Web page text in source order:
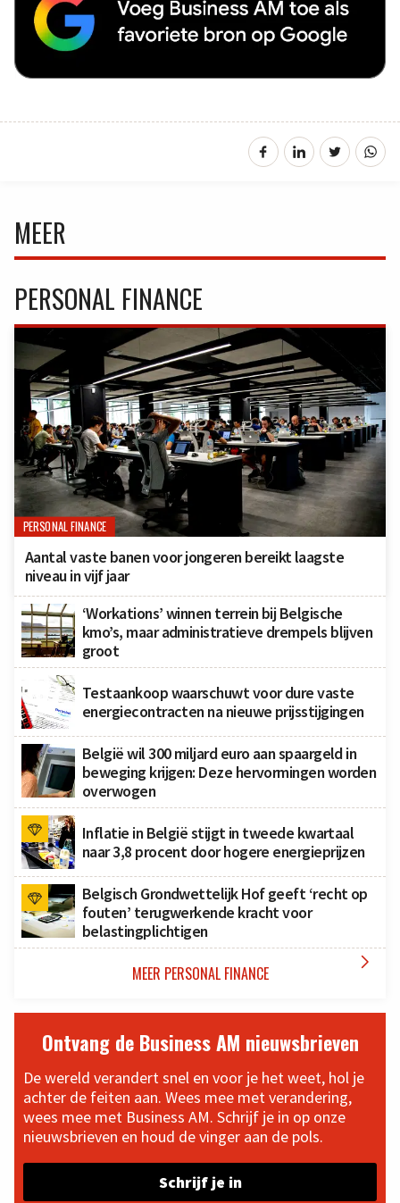
MEER
PERSONAL FINANCE
PERSONAL FINANCE
Aantal vaste banen voor jongeren bereikt laagste
niveau in vijf jaar
‘Workations’ winnen terrein bij Belgische
kmo’s, maar administratieve drempels blijven
groot
Testaankoop waarschuwt voor dure vaste
energiecontracten na nieuwe prijsstijgingen
België wil 300 miljard euro aan spaargeld in
beweging krijgen: Deze hervormingen worden
overwogen
Inflatie in België stijgt in tweede kwartaal
naar 3,8 procent door hogere energieprijzen
Belgisch Grondwettelijk Hof geeft ‘recht op
fouten’ terugwerkende kracht voor
belastingplichtigen
MEER PERSONAL FINANCE 
Ontvang de Business AM nieuwsbrieven
De wereld verandert snel en voor je het weet, hol je
achter de feiten aan. Wees mee met verandering,
wees mee met Business AM. Schrijf je in op onze
nieuwsbrieven en houd de vinger aan de pols.
Schrijf je in